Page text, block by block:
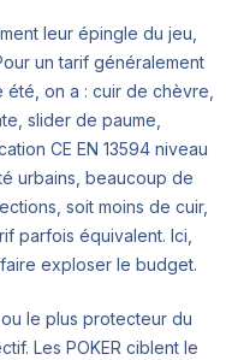
leur épingle du jeu,
un tarif généralement
on a : cuir de chèvre,
slider de paume,
CE EN 13594 niveau
urbains, beaucoup de
soit moins de cuir,
parfois équivalent. Ici,
exploser le budget.
le plus protecteur du
Les POKER ciblent le